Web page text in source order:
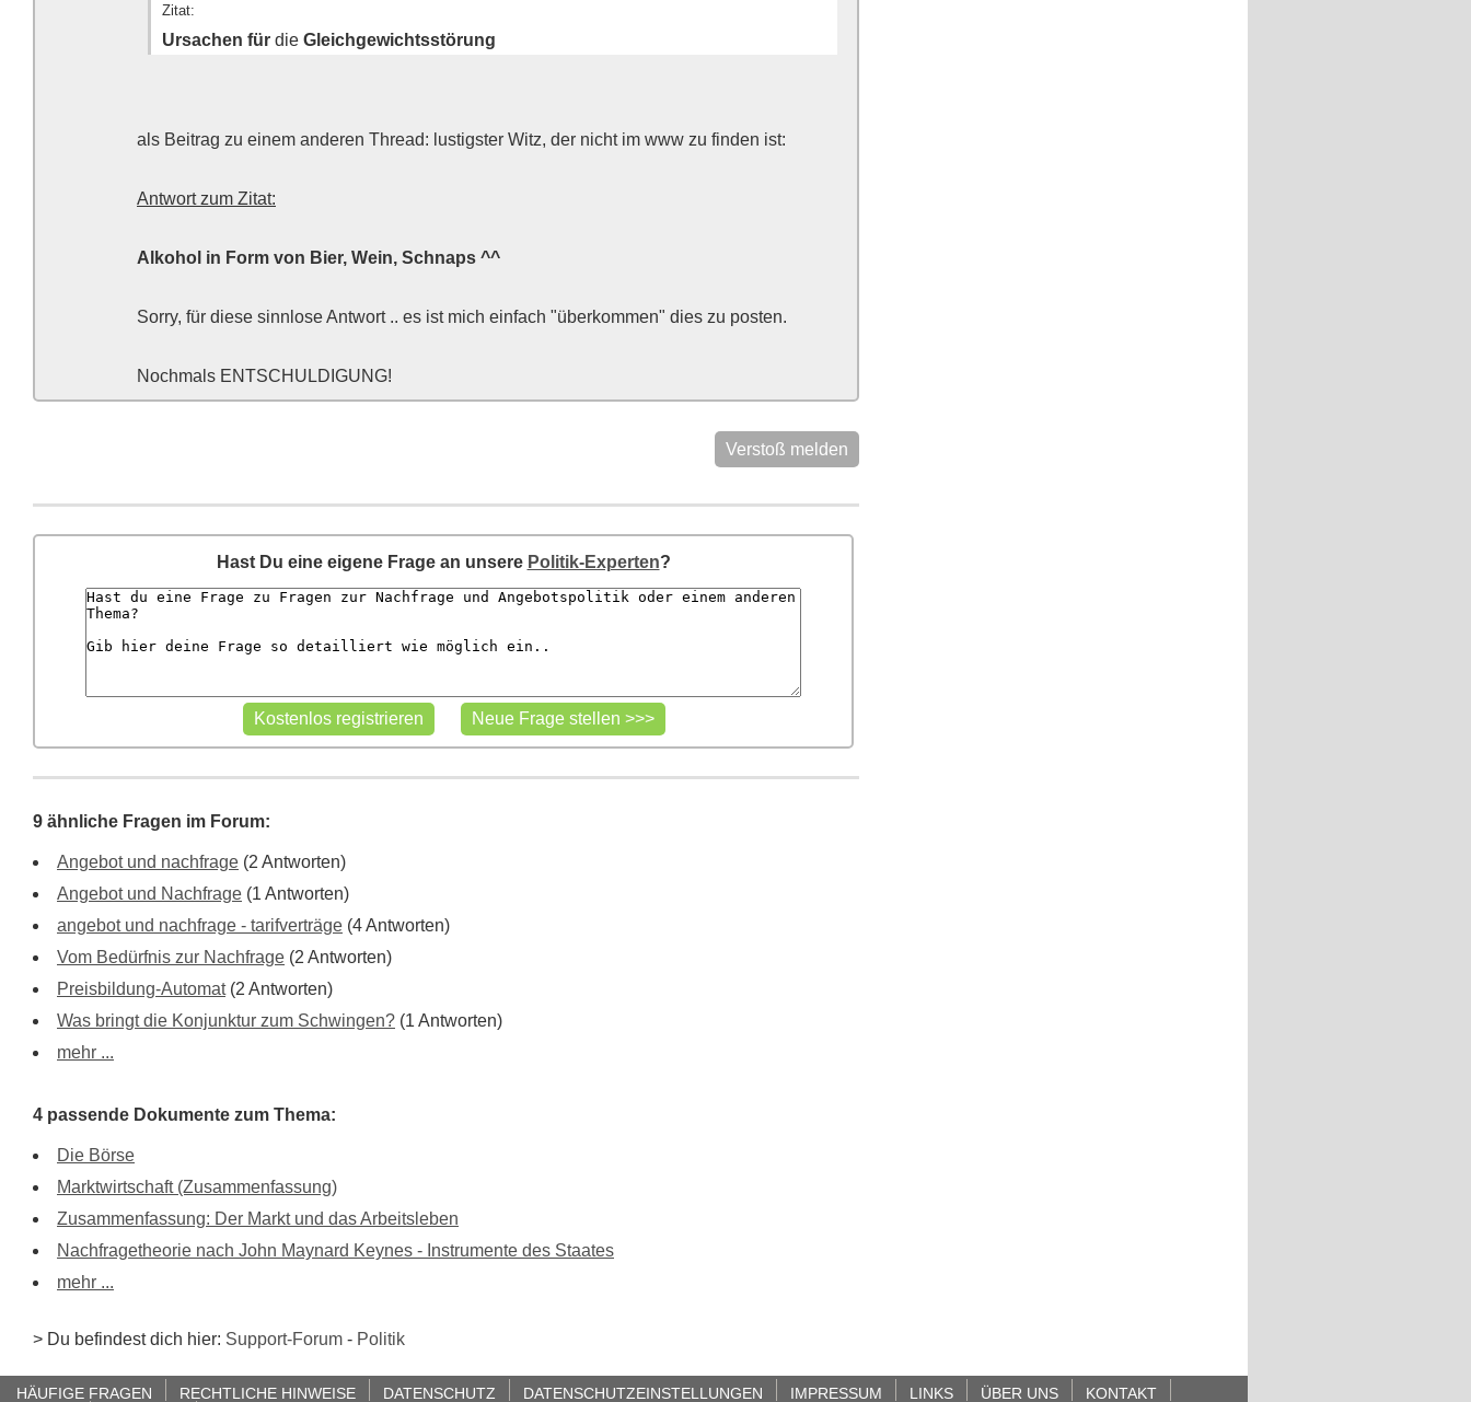
Zitat:
Ursachen für die Gleichgewichtsstörung
als Beitrag zu einem anderen Thread: lustigster Witz, der nicht im www zu finden ist:
Antwort zum Zitat:
Alkohol in Form von Bier, Wein, Schnaps ^^
Sorry, für diese sinnlose Antwort .. es ist mich einfach "überkommen" dies zu posten.
Nochmals ENTSCHULDIGUNG!
Verstoß melden
Hast Du eine eigene Frage an unsere Politik-Experten?
9 ähnliche Fragen im Forum:
Angebot und nachfrage (2 Antworten)
Angebot und Nachfrage (1 Antworten)
angebot und nachfrage - tarifverträge (4 Antworten)
Vom Bedürfnis zur Nachfrage (2 Antworten)
Preisbildung-Automat(2 Antworten)
Was bringt die Konjunktur zum Schwingen? (1 Antworten)
mehr ...
4 passende Dokumente zum Thema:
Die Börse
Marktwirtschaft (Zusammenfassung)
Zusammenfassung: Der Markt und das Arbeitsleben
Nachfragetheorie nach John Maynard Keynes - Instrumente des Staates
mehr ...
> Du befindest dich hier: Support-Forum - Politik
HÄUFIGE FRAGEN RECHTLICHE HINWEISE DATENSCHUTZ DATENSCHUTZEINSTELLUNGEN IMPRESSUM LINKS ÜBER UNS KONTAKT